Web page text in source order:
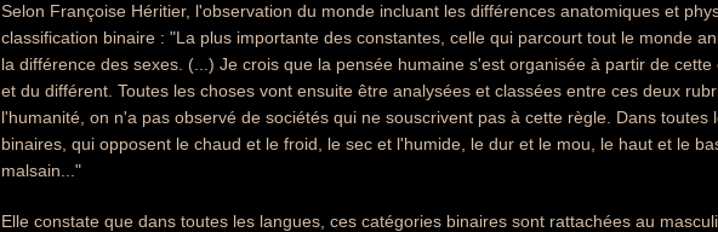
Selon Françoise Héritier, l'observation du monde incluant les différences anatomiques et
classification binaire : "La plus importante des constantes, celle qui parcourt tout le monde
la différence des sexes. (...) Je crois que la pensée humaine s'est organisée à partir de
et du différent. Toutes les choses vont ensuite être analysées et classées entre ces deux
l'humanité, on n'a pas observé de sociétés qui ne souscrivent pas à cette règle. Dans toutes
binaires, qui opposent le chaud et le froid, le sec et l'humide, le dur et le mou, le haut et le
malsain..."
Elle constate que dans toutes les langues, ces catégories binaires sont rattachées au